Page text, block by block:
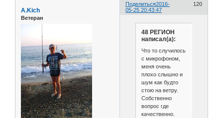
Поделиться 120
2016-
05-25 20:43:47
A.Kich
Ветеран
48 РЕГИОН
написал(а):
Что то случилось
с микрофоном,
меня очень
плохо слышно и
шум как будто
стою на ветру.
Собственно
вопрос где
качественно.